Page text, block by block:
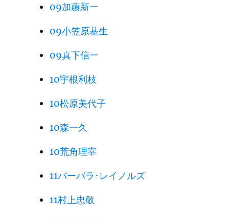
09加藤新一
09小笠原基生
09真下信一
10宇根利枝
10松原美代子
10森一久
10荒角理宰
11バーバラ･レイノルズ
11村上忠敬